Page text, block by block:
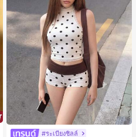
#ระเบียงชิลล์
#1 ขายดี